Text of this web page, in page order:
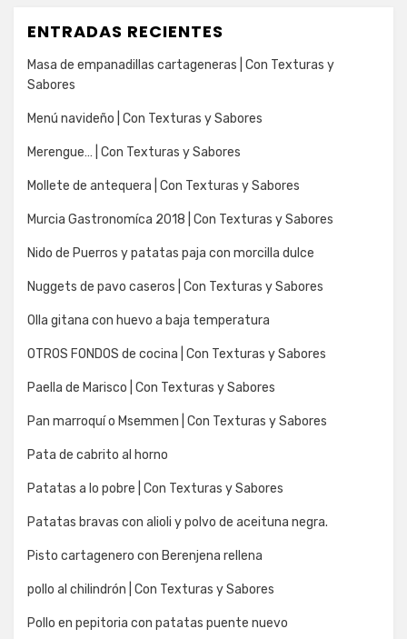
ENTRADAS RECIENTES
Masa de empanadillas cartageneras | Con Texturas y
Sabores
Menú navideño | Con Texturas y Sabores
Merengue… | Con Texturas y Sabores
Mollete de antequera | Con Texturas y Sabores
Murcia Gastronomíca 2018 | Con Texturas y Sabores
Nido de Puerros y patatas paja con morcilla dulce
Nuggets de pavo caseros | Con Texturas y Sabores
Olla gitana con huevo a baja temperatura
OTROS FONDOS de cocina | Con Texturas y Sabores
Paella de Marisco | Con Texturas y Sabores
Pan marroquí o Msemmen | Con Texturas y Sabores
Pata de cabrito al horno
Patatas a lo pobre | Con Texturas y Sabores
Patatas bravas con alioli y polvo de aceituna negra.
Pisto cartagenero con Berenjena rellena
pollo al chilindrón | Con Texturas y Sabores
Pollo en pepitoria con patatas puente nuevo